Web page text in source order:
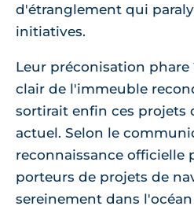
d'étranglement qui
initiatives.
Leur préconisation
clair de l'immeuble
sortirait enfin ces
actuel. Selon le
reconnaissance officielle
porteurs de projets de
sereinement dans